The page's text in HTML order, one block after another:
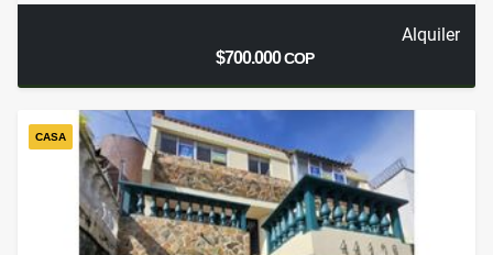
Alquiler
$700.000COP
CASA